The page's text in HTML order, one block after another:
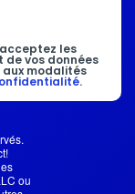
les
vos données
modalités
.
ou